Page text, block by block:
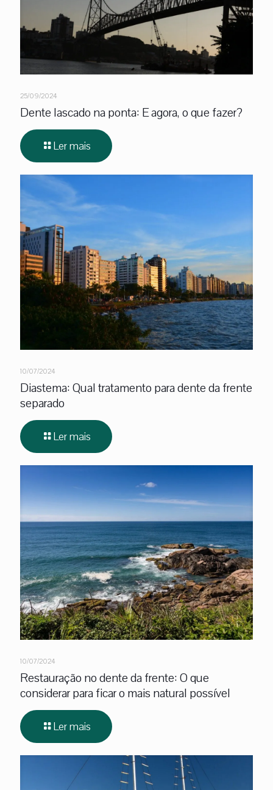
25/09/2024
Dente lascado na ponta: E agora, o que fazer?
Ler mais
10/07/2024
Diastema: Qual tratamento para dente da frente
separado
Ler mais
10/07/2024
Restauração no dente da frente: O que
considerar para ficar o mais natural possível
Ler mais